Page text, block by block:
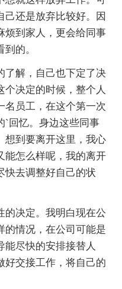
己还是放弃比较好。因
烦到家人，更会给同事
的。
解，自己也下定了决
决定的时候，整个人
名员工，在这个第一次
`回忆。身边这些同事
想到要离开这里，我心
能怎么样呢，我的离开
快去调整好自己的状
决定。我明白现在公
的情况，在公司可能是
能尽快的安排接替人
好交接工作，将自己的